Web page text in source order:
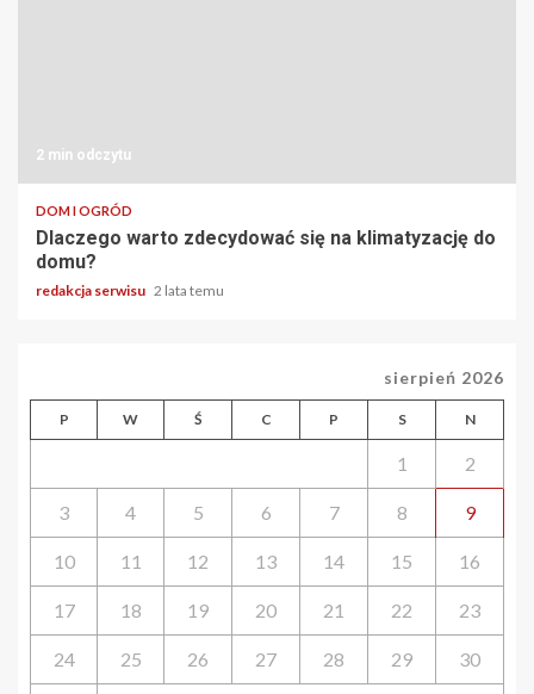
2 min odczytu
DOM I OGRÓD
Dlaczego warto zdecydować się na klimatyzację do
domu?
redakcja serwisu 2 lata temu
sierpień 2026
P W Ś C P S N
1 2
3 4 5 6 7 8 9
10 11 12 13 14 15 16
17 18 19 20 21 22 23
24 25 26 27 28 29 30